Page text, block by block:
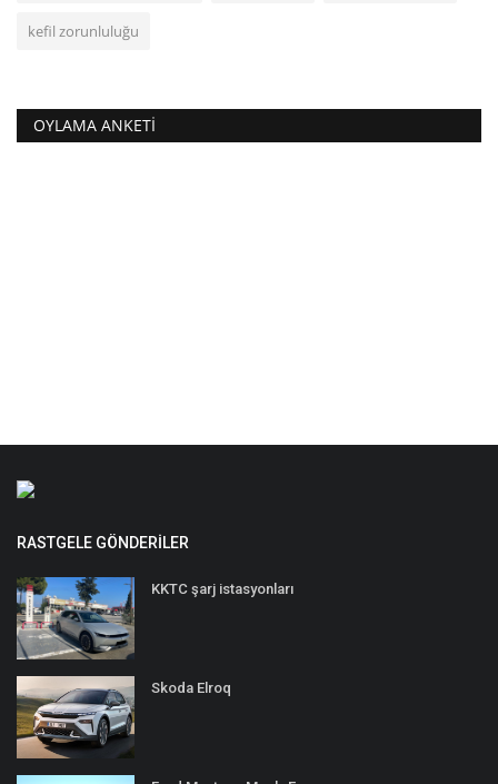
kefil zorunluluğu
OYLAMA ANKETI
RASTGELE GÖNDERILER
KKTC şarj istasyonları
Skoda Elroq